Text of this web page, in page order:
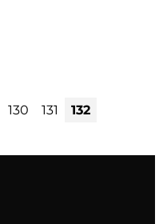
130 131 132